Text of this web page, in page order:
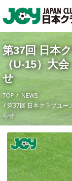
第37回 日本
（U-15）大
せ
TOP
NEWS
第37回 日本クラブユ
らせ